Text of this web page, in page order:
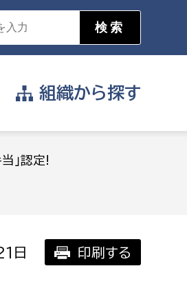
したい
組織から探す
」認定!
日 印刷する